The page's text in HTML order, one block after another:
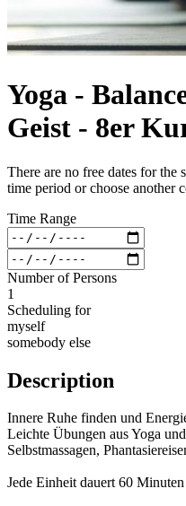
Yoga -
Geist - 8er
There are no free dates for the
time period or choose another
Time Range
Number of Persons
1
Scheduling for
myself
somebody else
Description
Innere Ruhe finden und
Leichte Übungen aus Yoga
Selbstmassagen,
Jede Einheit dauert 60 Minuten